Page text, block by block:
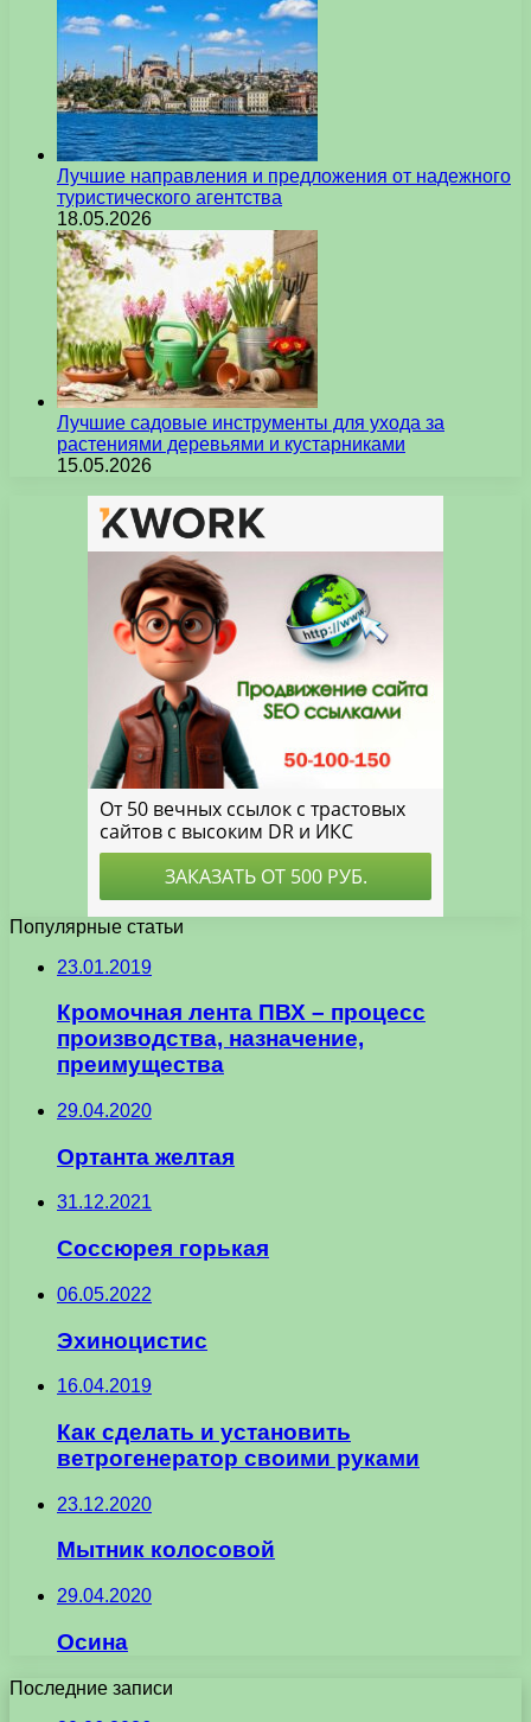
Лучшие направления и предложения от надежного
туристического агентства
18.05.2026
Лучшие садовые инструменты для ухода за
растениями деревьями и кустарниками
15.05.2026
Популярные статьи
23.01.2019
Кромочная лента ПВХ – процесс
производства, назначение,
преимущества
29.04.2020
Ортанта желтая
31.12.2021
Соссюрея горькая
06.05.2022
Эхиноцистис
16.04.2019
Как сделать и установить
ветрогенератор своими руками
23.12.2020
Мытник колосовой
29.04.2020
Осина
Последние записи